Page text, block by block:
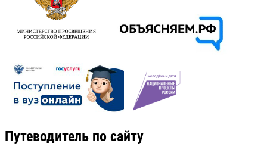
Путеводитель по сайту